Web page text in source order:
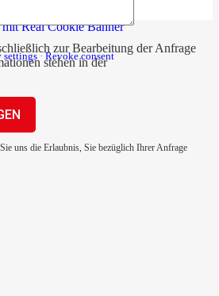
zur Bearbeitung der Anfrage
stehen in der
uns die Erlaubnis, Sie bezüglich Ihrer Anfrage
Real Cookie Banner
settings ·Revoke consent